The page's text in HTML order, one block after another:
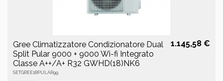
Gree Climatizzatore Condizionatore Dual
Split Pular 9000 + 9000 Wi-fi Integrato
Classe A++/A+ R32 GWHD(18)NK6
SETGREE18PULAR99
1.145,58 €